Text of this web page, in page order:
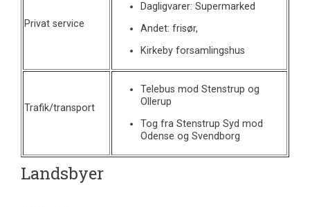
Privat service
Dagligvarer: Supermarked
Andet: frisør,
Kirkeby forsamlingshus
Trafik/transport
Telebus mod Stenstrup og
Ollerup
Tog fra Stenstrup Syd mod
Odense og Svendborg
Landsbyer